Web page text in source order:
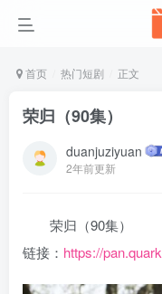
首页 热门短剧 正文
荣归（90集）
duanjuziyuan
2年前更新
荣归（90集）
链接： https://